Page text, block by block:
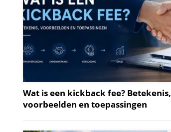
Wat is een kickback fee? Betekenis,
voorbeelden en toepassingen